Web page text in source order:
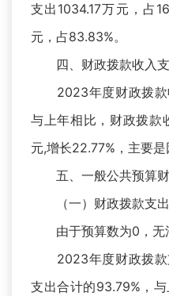
支出1034.17万元，占
元，占83.83%。
四、财政拨款收入支
2023年度财政拨款
与上年相比，财政拨款
元,增长22.77%，主要是
五、一般公共预算财
（一）财政拨款支出
由于预算数为0，无
2023年度财政拨款
支出合计的93.79%，